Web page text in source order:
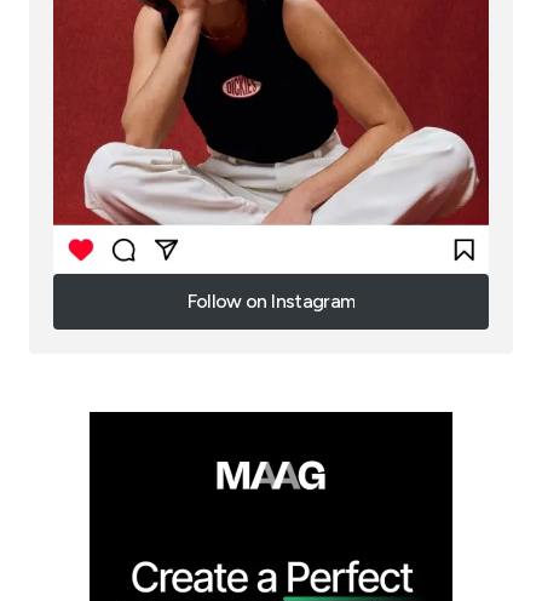
Follow on Instagram
Follow on Instagram